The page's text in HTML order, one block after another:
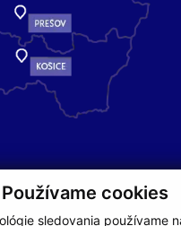
Používame cookies
sledovania používame